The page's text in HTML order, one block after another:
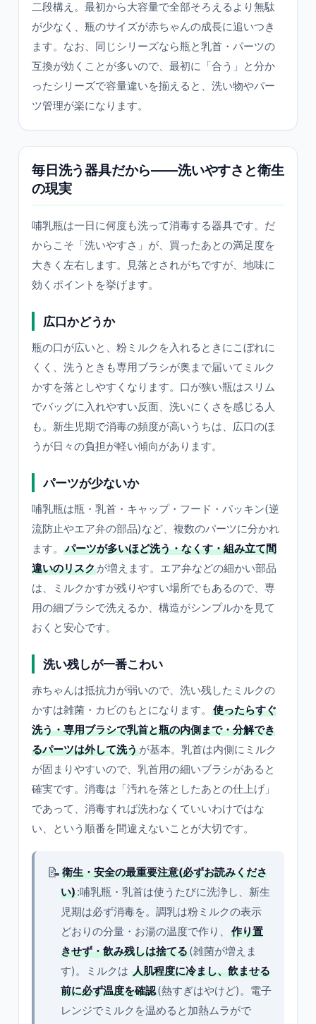
二段構え。最初から大容量で全部そろえるより無駄
が少なく、瓶のサイズが赤ちゃんの成長に追いつき
ます。なお、同じシリーズなら瓶と乳首・パーツの
互換が効くことが多いので、最初に「合う」と分か
ったシリーズで容量違いを揃えると、洗い物やパー
ツ管理が楽になります。
毎日洗う器具だから——洗いやすさと衛生
の現実
哺乳瓶は一日に何度も洗って消毒する器具です。だ
からこそ「洗いやすさ」が、買ったあとの満足度を
大きく左右します。見落とされがちですが、地味に
効くポイントを挙げます。
広口かどうか
瓶の口が広いと、粉ミルクを入れるときにこぼれに
くく、洗うときも専用ブラシが奥まで届いてミルク
かすを落としやすくなります。口が狭い瓶はスリム
でバッグに入れやすい反面、洗いにくさを感じる人
も。新生児期で消毒の頻度が高いうちは、広口のほ
うが日々の負担が軽い傾向があります。
パーツが少ないか
哺乳瓶は瓶・乳首・キャップ・フード・パッキン(逆
流防止やエア弁の部品)など、複数のパーツに分かれ
ます。
パーツが多いほど洗う・なくす・組み立て間
違いのリスクが増えます。エア弁などの細かい部品
は、ミルクかすが残りやすい場所でもあるので、専
用の細ブラシで洗えるか、構造がシンプルかを見て
おくと安心です。
洗い残しが一番こわい
赤ちゃんは抵抗力が弱いので、洗い残したミルクの
かすは雑菌・カビのもとになります。
使ったらすぐ
洗う・専用ブラシで乳首と瓶の内側まで・分解でき
るパーツは外して洗うが基本。乳首は内側にミルク
が固まりやすいので、乳首用の細いブラシがあると
確実です。消毒は「汚れを落としたあとの仕上げ」
であって、消毒すれば洗わなくていいわけではな
い、という順番を間違えないことが大切です。
📝 衛生・安全の最重要注意(必ずお読みくださ
い):哺乳瓶・乳首は使うたびに洗浄し、新生
児期は必ず消毒を。調乳は粉ミルクの表示
どおりの分量・お湯の温度で作り、
作り置
きせず・飲み残しは捨てる(雑菌が増えま
す)。ミルクは 人肌程度に冷まし、飲ませる
前に必ず温度を確認(熱すぎはやけど)。電子
レンジでミルクを温めると加熱ムラがで